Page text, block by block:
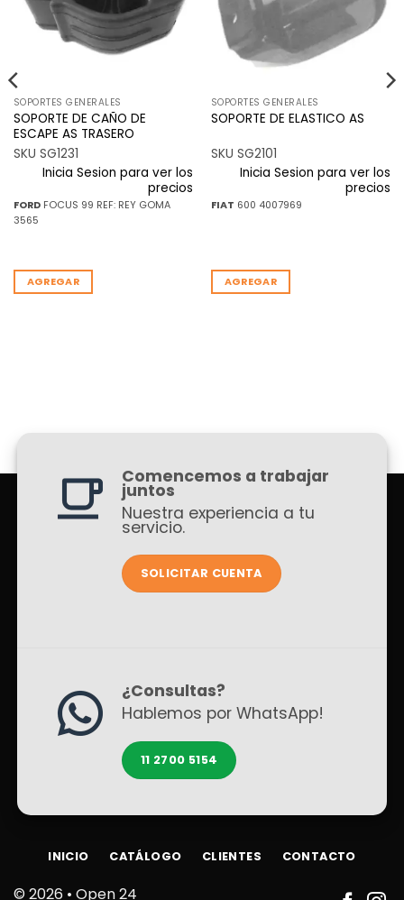
SOPORTES GENERALES
SOPORTE DE CAÑO DE
ESCAPE AS TRASERO
SKU SG1231
Inicia Sesion para ver los
precios
FORDFOCUS 99 REF: REY GOMA
3565
AGREGAR
SOPORTES GENERALES
SOPORTE DE ELASTICO AS
SKU SG2101
Inicia Sesion para ver los
precios
FIAT 600 4007969
AGREGAR
Comencemos a trabajar
juntos
Nuestra experiencia a tu
servicio.
SOLICITAR CUENTA
¿Consultas?
Hablemos por WhatsApp!
11 2700 5154
© 2026 • Open 24
INICIO CATÁLOGO CLIENTES CONTACTO